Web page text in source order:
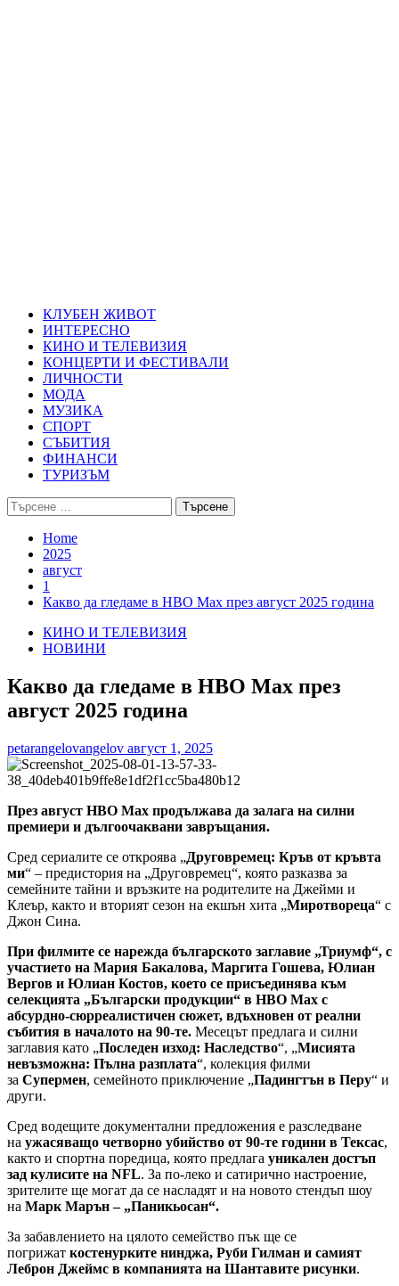
КЛУБЕН ЖИВОТ
ИНТЕРЕСНО
КИНО И ТЕЛЕВИЗИЯ
КОНЦЕРТИ И ФЕСТИВАЛИ
ЛИЧНОСТИ
МОДА
МУЗИКА
СПОРТ
СЪБИТИЯ
ФИНАНСИ
ТУРИЗЪМ
Търсене
за:
Home
2025
август
1
Какво да гледаме в HBO Max през август 2025 година
КИНО И ТЕЛЕВИЗИЯ
НОВИНИ
Какво да гледаме в HBO Max през
август 2025 година
petarangelovangelov август 1, 2025
През август HBO Max продължава да залага на силни
премиери и дългоочаквани завръщания.
Сред сериалите се откроява „Друговремец: Кръв от кръвта
ми“ – предистория на „Друговремец“, която разказва за
семейните тайни и връзките на родителите на Джейми и
Клеър, както и вторият сезон на екшън хита „Миротвореца“ с
Джон Сина.
При филмите се нарежда българското заглавие „Триумф“, с
участието на Мария Бакалова, Маргита Гошева, Юлиан
Вергов и Юлиан Костов, което се присъединява към
селекцията „Български продукции“ в HBO Max с
абсурдно-сюрреалистичен сюжет, вдъхновен от реални
събития в началото на 90-те. Месецът предлага и силни
заглавия като „Последен изход: Наследство“, „Мисията
невъзможна: Пълна разплата“, колекция филми
за Супермен, семейното приключение „Падингтън в Перу“ и
други.
Сред водещите документални предложения е разследване
на ужасяващо четворно убийство от 90-те години в Тексас,
както и спортна поредица, която предлага уникален достъп
зад кулисите на NFL. За по-леко и сатирично настроение,
зрителите ще могат да се насладят и на новото стендъп шоу
на Марк Марън – „Паникьосан“.
За забавлението на цялото семейство пък ще се
погрижат костенурките нинджа, Руби Гилман и самият
Леброн Джеймс в компанията на Шантавите рисунки.